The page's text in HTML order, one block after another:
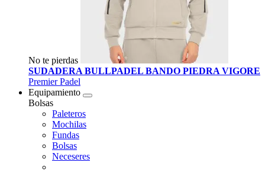
No te pierdas
SUDADERA BULLPADEL BANDO PIEDRA VIGORE
Premier Padel
Equipamiento
Bolsas
Paleteros
Mochilas
Fundas
Bolsas
Neceseres